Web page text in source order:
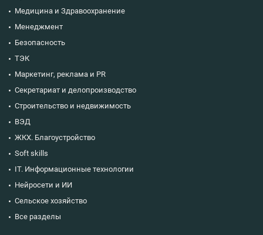
Медицина и Здравоохранение
Менеджмент
Безопасность
ТЭК
Маркетинг, реклама и PR
Секретариат и делопроизводство
Строительство и недвижимость
ВЭД
ЖКХ. Благоустройство
Soft skills
IT. Информационные технологии
Нейросети и ИИ
Сельское хозяйство
Все разделы